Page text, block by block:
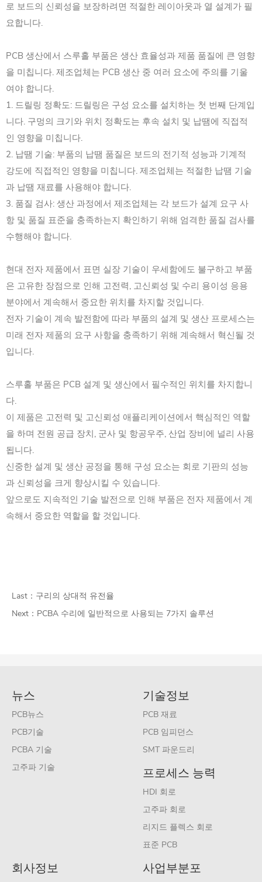
로 보드의 신뢰성을 보장하려면 적절한 레이아웃과 열 설계가 필
요합니다.
PCB 생산에서 스루홀 부품은 생산 효율성과 제품 품질에 큰 영향
을 미칩니다. 제조업체는 PCB 생산 중 여러 요소에 주의를 기울
여야 합니다.
1. 드릴링 정확도: 드릴링은 구성 요소를 설치하는 첫 번째 단계입
니다. 구멍의 크기와 위치 정확도는 후속 설치 및 납땜에 직접적
인 영향을 미칩니다.
2. 납땜 기술: 부품의 납땜 품질은 보드의 전기적 성능과 기계적
강도에 직접적인 영향을 미칩니다. 제조업체는 적절한 납땜 기술
과 납땜 재료를 사용해야 합니다.
3. 품질 검사: 생산 과정에서 제조업체는 각 보드가 설계 요구 사
항 및 품질 표준을 충족하는지 확인하기 위해 엄격한 품질 검사를
수행해야 합니다.
현대 전자 제품에서 표면 실장 기술이 우세함에도 불구하고 부품
은 고유한 장점으로 인해 고전력, 고신뢰성 및 수리 용이성 응용
분야에서 계속해서 중요한 위치를 차지할 것입니다.
전자 기술이 계속 발전함에 따라 부품의 설계 및 생산 프로세스는
미래 전자 제품의 요구 사항을 충족하기 위해 계속해서 혁신될 것
입니다.
스루홀 부품은 PCB 설계 및 생산에서 필수적인 위치를 차지합니
다.
이 제품은 고전력 및 고신뢰성 애플리케이션에서 핵심적인 역할
을 하며 전원 공급 장치, 군사 및 항공우주, 산업 장비에 널리 사용
됩니다.
신중한 설계 및 생산 공정을 통해 구성 요소는 회로 기판의 성능
과 신뢰성을 크게 향상시킬 수 있습니다.
앞으로도 지속적인 기술 발전으로 인해 부품은 전자 제품에서 계
속해서 중요한 역할을 할 것입니다.
Last： 구리의 상대적 유전율
Next： PCBA 수리에 일반적으로 사용되는 7가지 솔루션
뉴스
PCB뉴스
PCB기술
PCBA 기술
고주파 기술
기술정보
PCB 재료
PCB 임피던스
SMT 파운드리
프로세스 능력
HDI 회로
고주파 회로
리지드 플렉스 회로
표준 PCB
회사정보 사업부분포